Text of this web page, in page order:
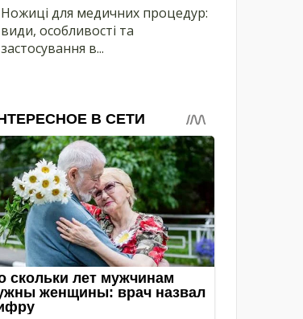
Ножиці для медичних процедур:
види, особливості та
застосування в...